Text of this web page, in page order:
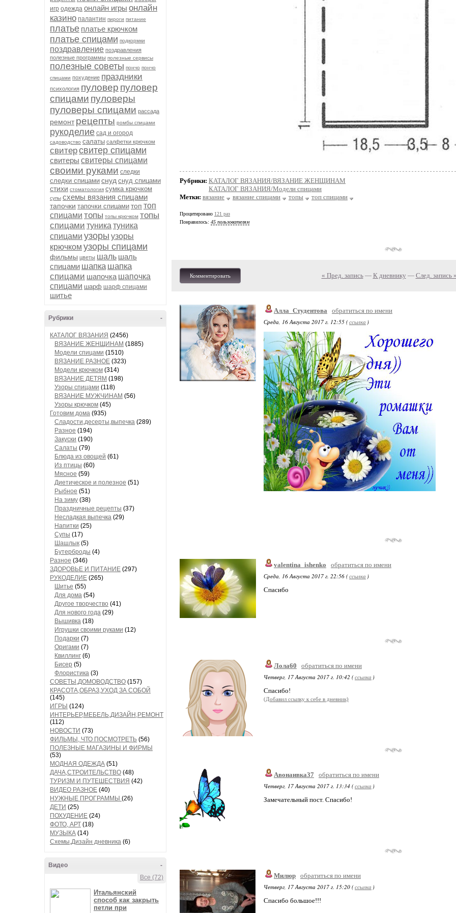
игр одежда онлайн игры онлайн
казино палантин пироги питание
платье платье крючком
платье спицами подкормки
поздравление поздравления
полезные программы полезные сервисы
полезные советы пончо пончо
спицами похудение праздники
психология пуловер пуловер
спицами пуловеры
пуловеры спицами рассада
ремонт рецепты ромбы спицами
рукоделие сад и огород
садоводство салаты салфетки крючком
свитерсвитер спицами
свитеры свитеры спицами
своими руками следки
следки спицами снуд снуд спицами
стихи стоматология сумка крючком
супы схемы вязания спицами
тапочки тапочки спицами топ топ
спицами топы топы крючком топы
спицами туника туника
спицами узоры узоры
крючком узоры спицами
фильмы цветы шаль шаль
спицами шапка шапка
спицами шапочка шапочка
спицами шарф шарф спицами
шитье
-
Рубрики
КАТАЛОГ ВЯЗАНИЯ (2456)
ВЯЗАНИЕ ЖЕНЩИНАМ (1885)
Модели спицами (1510)
ВЯЗАНИЕ РАЗНОЕ (323)
Модели крючком (314)
ВЯЗАНИЕ ДЕТЯМ (198)
Узоры спицами (118)
ВЯЗАНИЕ МУЖЧИНАМ (56)
Узоры крючком (45)
Готовим дома (935)
Сладости,десерты,выпечка (289)
Разное (194)
Закуски (190)
Салаты (79)
Блюда из овощей (61)
Из птицы (60)
Мясное (59)
Диетическое и полезное (51)
Рыбное (51)
На зиму (38)
Праздничные рецепты (37)
Несладкая выпечка (29)
Напитки (25)
Супы (17)
Шашлык (5)
Бутерброды (4)
Разное (346)
ЗДОРОВЬЕ И ПИТАНИЕ (297)
РУКОДЕЛИЕ (265)
Шитье (55)
Для дома (54)
Другое творчество (41)
Для нового года (29)
Вышивка (18)
Игрушки своими руками (12)
Подарки (7)
Оригами (7)
Квиллинг (6)
Бисер (5)
Флористика (3)
СОВЕТЫ,ДОМОВОДСТВО (157)
КРАСОТА,ОБРАЗ,УХОД ЗА СОБОЙ
(145)
ИГРЫ (124)
ИНТЕРЬЕР,МЕБЕЛЬ,ДИЗАЙН,РЕМОНТ
(112)
НОВОСТИ (73)
ФИЛЬМЫ, ЧТО ПОСМОТРЕТЬ (56)
ПОЛЕЗНЫЕ МАГАЗИНЫ И ФИРМЫ
(53)
МОДНАЯ ОДЕЖДА (51)
ДАЧА,СТРОИТЕЛЬСТВО (48)
ТУРИЗМ И ПУТЕШЕСТВИЯ (42)
ВИДЕО РАЗНОЕ (40)
НУЖНЫЕ ПРОГРАММЫ (26)
ДЕТИ (25)
ПОХУДЕНИЕ (24)
ФОТО, АРТ (18)
МУЗЫКА (14)
Схемы,Дизайн дневника (6)
-
Видео
Все (72)
Итальянский
способ как закрыть
петли при
Рубрики: КАТАЛОГ ВЯЗАНИЯ/ВЯЗАНИЕ ЖЕНЩИНАМ
КАТАЛОГ ВЯЗАНИЯ/Модели спицами
Метки: вязание вязание спицами топы топ спицами
Процитировано 121 раз
Понравилось: 45 пользователям
Комментировать « Пред. запись— К дневнику — След. запись »
Алла_Студентова
обратиться по имени
Среда, 16 Августа 2017 г. 12:55 (ссылка )
valentina_ishenko
обратиться по имени
Среда, 16 Августа 2017 г. 22:56 (ссылка )
Спасибо
Лола60
обратиться по имени
Четверг, 17 Августа 2017 г. 10:42 (ссылка )
Спасибо!
(Добавил ссылку к себе в дневник)
Авонаивка37
обратиться по имени
Четверг, 17 Августа 2017 г. 13:34 (ссылка )
Замечательный пост. Спасибо!
Милюр обратиться по имени
Четверг, 17 Августа 2017 г. 15:20 (ссылка )
Спасибо большое!!!